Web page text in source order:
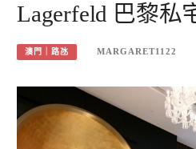
Lagerfeld 巴黎私
澳門｜路氹 MARGARET1122